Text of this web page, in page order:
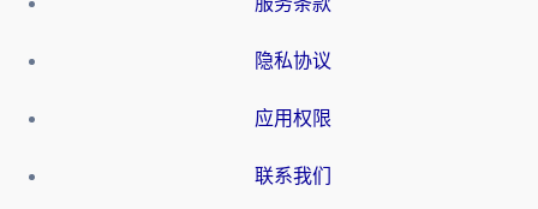
隐私协议
应用权限
联系我们